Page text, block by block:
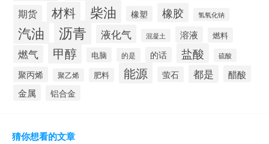
期货 材料 柴油 橡塑 橡胶 氢氧化钠
汽油 沥青 液化气 混凝土 溶液 燃料
燃气 甲醇 电脑 的是 的话 盐酸 硫酸
聚丙烯 聚乙烯 肥料 能源 萤石 都是 醋酸
金属 铝合金
猜你想看的文章